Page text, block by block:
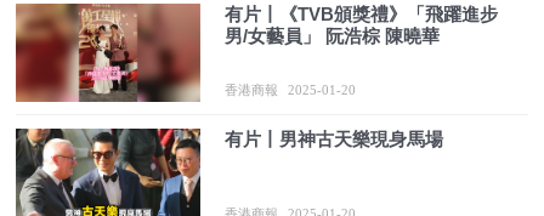
有片丨《TVB頒獎禮》「飛躍進步
男/女藝員」 阮浩棕 陳曉華
香港商報 2025-01-20
有片丨男神古天樂現身馬場